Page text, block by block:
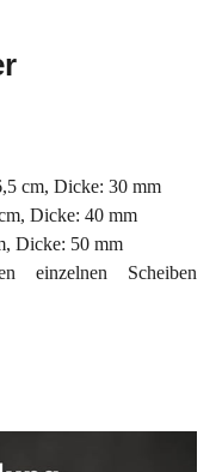
cm, Dicke: 30 mm
Dicke: 40 mm
Dicke: 50 mm
einzelnen Scheiben